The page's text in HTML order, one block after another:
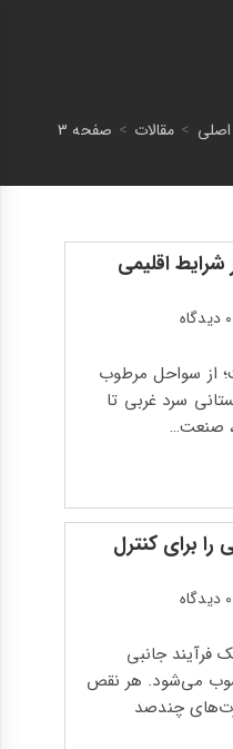
> مقالات > صفحه 3
اقلیمی
0 دیدگاه
از سواحل مرطوب
سرد غربی تا
صنعت…
برای کنترل
0 دیدگاه
فرآیند جانبی
می‌شود. هر نقص
چندصد